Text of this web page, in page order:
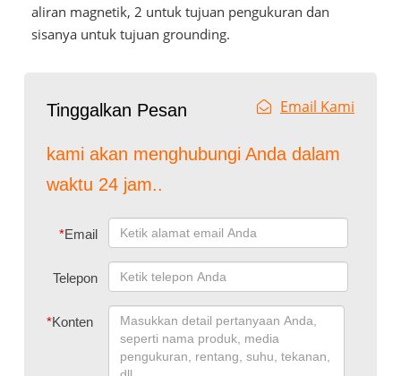
aliran magnetik, 2 untuk tujuan pengukuran dan
sisanya untuk tujuan grounding.
Tinggalkan Pesan Email Kami
kami akan menghubungi Anda dalam
waktu 24 jam..
*Email
Telepon
*Konten